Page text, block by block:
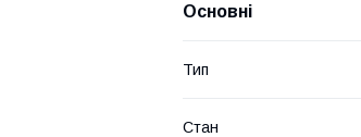
Основні
Тип
Стан